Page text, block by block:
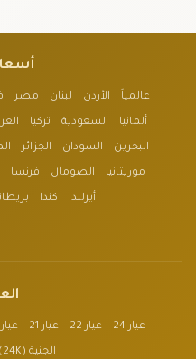
عالمياً الأردن لبنان مصر
ألمانيا السعودية تركيا
البحرين السودان الجزائر
موريتانيا الصومال فرنسا
أيرلندا كندا
عيار 24 عيار 22 عيار 21 عيار 18
الجنية (24K)